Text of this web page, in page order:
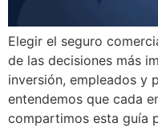
Elegir el seguro
de las decisiones más
inversión, empleados y
entendemos que cada
compartimos esta guía